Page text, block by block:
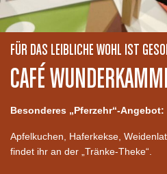
FÜR DAS LEIBLICHE WOHL IST
CAFÉ
Besonderes „Pferzehr“-Angebot:
Apfelkuchen, Haferkekse,
findet ihr an der „Tränke-Theke“.